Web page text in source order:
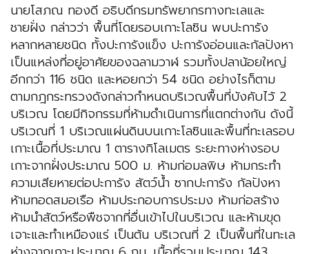
นายโสภณ ทองดี อธิบดีกรมทรัพยากรทางทะเลและ
ชายฝั่ง กล่าวว่า พื้นที่โดยรอบเกาะโลซิน พบปะการัง
หลากหลายชนิด ทั้งปะการังแข็ง ปะการังอ่อนและกัลปังหา
เป็นแหล่งที่อยู่อาศัยของฉลามวาฬ รวมทั้งปลาน้อยใหญ่
อีกกว่า 116 ชนิด และหอยกว่า 54 ชนิด อย่างไรก็ตาม
ตามกฎกระทรวงดังกล่าวกำหนดบริเวณพื้นที่บังคับไว้ 2
บริเวณ โดยมีกิจกรรมที่ห้ามดำเนินการที่แตกต่างกัน ดังนี้
บริเวณที่ 1 บริเวณแผ่นดินบนเกาะโลซินและพื้นที่ทะเลรอบ
เกาะเนื้อที่ประมาณ 1 ตารางกิโลเมตร ระยะทางห่างรอบ
เกาะจากฝั่งประมาณ 500 ม. ห้ามก่อมลพิษ ห้ามกระทำ
ความเสียหายต่อปะการัง สัตว์น้ำ ซากปะการัง กัลปังหา
ห้ามทอดสมอเรือ ห้ามประกอบการประมง ห้ามก่อสร้าง
ห้ามนำสัตว์หรือพืชจากที่อื่นเข้าไปในบริเวณ และห้ามขุด
เจาะและทำเหมืองแร่ เป็นต้น บริเวณที่ 2 เป็นพื้นที่ในทะเล